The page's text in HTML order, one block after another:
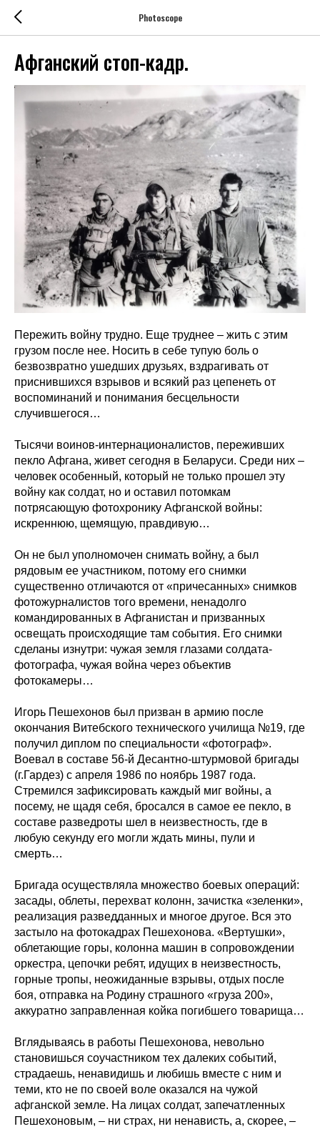
Photoscope
Афганский стоп-кадр.
Пережить войну трудно. Еще труднее – жить с этим
грузом после нее. Носить в себе тупую боль о
безвозвратно ушедших друзьях, вздрагивать от
приснившихся взрывов и всякий раз цепенеть от
воспоминаний и понимания бесцельности
случившегося…
Тысячи воинов-интернационалистов, переживших
пекло Афгана, живет сегодня в Беларуси. Среди них –
человек особенный, который не только прошел эту
войну как солдат, но и оставил потомкам
потрясающую фотохронику Афганской войны:
искреннюю, щемящую, правдивую…
Он не был уполномочен снимать войну, а был
рядовым ее участником, потому его снимки
существенно отличаются от «причесанных» снимков
фотожурналистов того времени, ненадолго
командированных в Афганистан и призванных
освещать происходящие там события. Его снимки
сделаны изнутри: чужая земля глазами солдата-
фотографа, чужая война через объектив
фотокамеры…
Игорь Пешехонов был призван в армию после
окончания Витебского технического училища №19, где
получил диплом по специальности «фотограф».
Воевал в составе 56-й Десантно-штурмовой бригады
(г.Гардез) с апреля 1986 по ноябрь 1987 года.
Стремился зафиксировать каждый миг войны, а
посему, не щадя себя, бросался в самое ее пекло, в
составе разведроты шел в неизвестность, где в
любую секунду его могли ждать мины, пули и
смерть…
Бригада осуществляла множество боевых операций:
засады, облеты, перехват колонн, зачистка «зеленки»,
реализация разведданных и многое другое. Вся это
застыло на фотокадрах Пешехонова. «Вертушки»,
облетающие горы, колонна машин в сопровождении
оркестра, цепочки ребят, идущих в неизвестность,
горные тропы, неожиданные взрывы, отдых после
боя, отправка на Родину страшного «груза 200»,
аккуратно заправленная койка погибшего товарища…
Вглядываясь в работы Пешехонова, невольно
становишься соучастником тех далеких событий,
страдаешь, ненавидишь и любишь вместе с ним и
теми, кто не по своей воле оказался на чужой
афганской земле. На лицах солдат, запечатленных
Пешехоновым, – ни страх, ни ненависть, а, скорее, –